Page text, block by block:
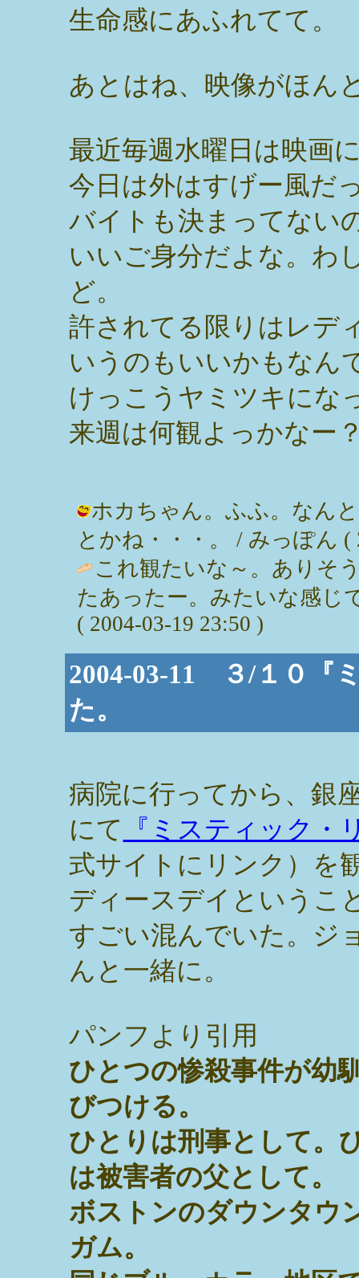
生命感にあふれてて。
あとはね、映像がほん
最近毎週水曜日は映画
今日は外はすげー風だ
バイトも決まってない
いいご身分だよな。わ
ど。
許されてる限りはレデ
いうのもいいかもなん
けっこうヤミツキにな
来週は何観よっかなー
ホカちゃん。ふふ。なん
とかね・・・。 / みっぽん (
これ観たいな～。ありそ
たあったー。みたいな感じ
( 2004-03-19 23:50 )
2004-03-11 ３/１０『
た。
病院に行ってから、銀
にて
『ミスティック・
式サイトにリンク）を
ディースデイというこ
すごい混んでいた。ジ
んと一緒に。
パンフより引用
ひとつの惨殺事件が幼
びつける。
ひとりは刑事として。
は被害者の父として。
ボストンのダウンタウ
ガム。